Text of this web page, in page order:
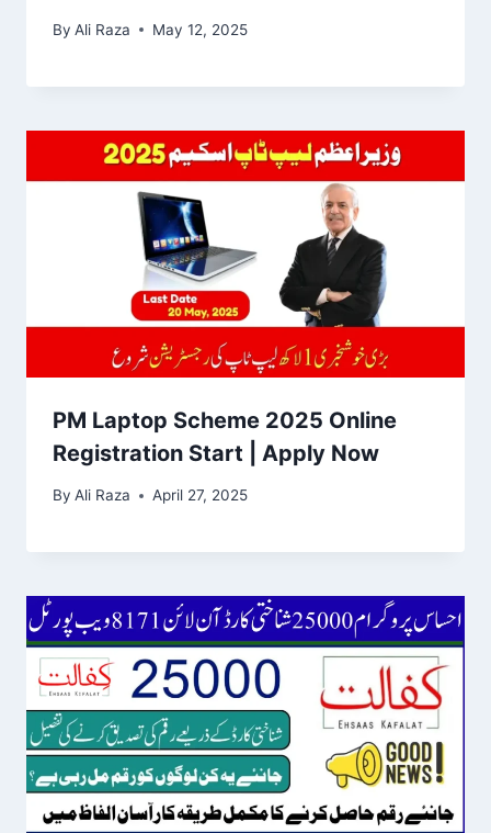
By Ali Raza May 12, 2025
PM Laptop Scheme 2025 Online
Registration Start | Apply Now
By Ali Raza April 27, 2025